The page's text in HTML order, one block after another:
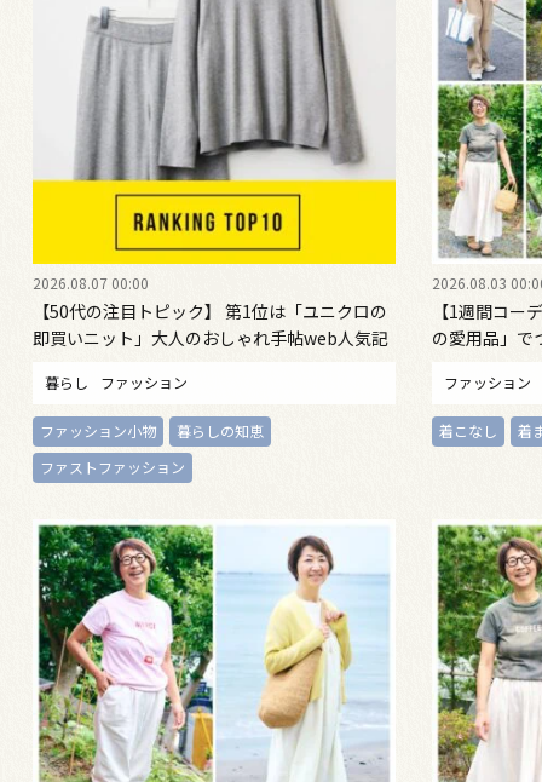
2026.08.07 00:00
【50代の注目トピック】 第1位は「ユニクロの
即買いニット」大人のおしゃれ手帖web人気記
暮らし ファッション
ファッション小物
暮らしの知恵
ファストファッション
2026.08.03
【1週間コー
の愛用品」で
ファッション
着こなし 着